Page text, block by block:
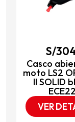
S/
Casco
moto LS2
II SOLID
VER